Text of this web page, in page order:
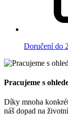
Doručení do
Pracujeme s
Díky mnoha
náš dopad na